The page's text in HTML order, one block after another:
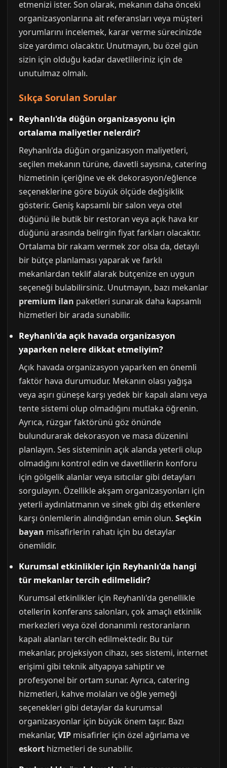
etmenizi ister. Son olarak, mekanın daha önceki
organizasyonlarına ait referansları veya müşteri
yorumlarını incelemek, karar verme sürecinizde
size yardımcı olacaktır. Unutmayın, bu özel gün
sizin için olduğu kadar davetlileriniz için de
unutulmaz olmalı.
Sıkça Sorulan Sorular
Reyhanlı'da düğün organizasyonu için
ortalama maliyetler nelerdir?
Reyhanlı'da düğün organizasyon maliyetleri,
seçilen mekanın türüne, davetli sayısına, catering
hizmetinin içeriğine ve ek dekorasyon/eğlence
seçeneklerine göre büyük ölçüde değişiklik
gösterir. Geniş kapsamlı bir salon veya otel
düğünü ile butik bir restoran veya açık hava kır
düğünü arasında belirgin fiyat farkları olacaktır.
Ortalama bir rakam vermek zor olsa da, detaylı
bir bütçe planlaması yaparak ve farklı
mekanlardan teklif alarak bütçenize en uygun
seçeneği bulabilirsiniz. Unutmayın, bazı mekanlar
premium ilan paketleri sunarak daha kapsamlı
hizmetleri bir arada sunabilir.
Reyhanlı'da açık havada organizasyon
yaparken nelere dikkat etmeliyim?
Açık havada organizasyon yaparken en önemli
faktör hava durumudur. Mekanın olası yağışa
veya aşırı güneşe karşı yedek bir kapalı alanı veya
tente sistemi olup olmadığını mutlaka öğrenin.
Ayrıca, rüzgar faktörünü göz önünde
bulundurarak dekorasyon ve masa düzenini
planlayın. Ses sisteminin açık alanda yeterli olup
olmadığını kontrol edin ve davetlilerin konforu
için gölgelik alanlar veya ısıtıcılar gibi detayları
sorgulayın. Özellikle akşam organizasyonları için
yeterli aydınlatmanın ve sinek gibi dış etkenlere
karşı önlemlerin alındığından emin olun. Seçkin
bayan misafirlerin rahatı için bu detaylar
önemlidir.
Kurumsal etkinlikler için Reyhanlı'da hangi
tür mekanlar tercih edilmelidir?
Kurumsal etkinlikler için Reyhanlı'da genellikle
otellerin konferans salonları, çok amaçlı etkinlik
merkezleri veya özel donanımlı restoranların
kapalı alanları tercih edilmektedir. Bu tür
mekanlar, projeksiyon cihazı, ses sistemi, internet
erişimi gibi teknik altyapıya sahiptir ve
profesyonel bir ortam sunar. Ayrıca, catering
hizmetleri, kahve molaları ve öğle yemeği
seçenekleri gibi detaylar da kurumsal
organizasyonlar için büyük önem taşır. Bazı
mekanlar, VIP misafirler için özel ağırlama ve
eskort hizmetleri de sunabilir.